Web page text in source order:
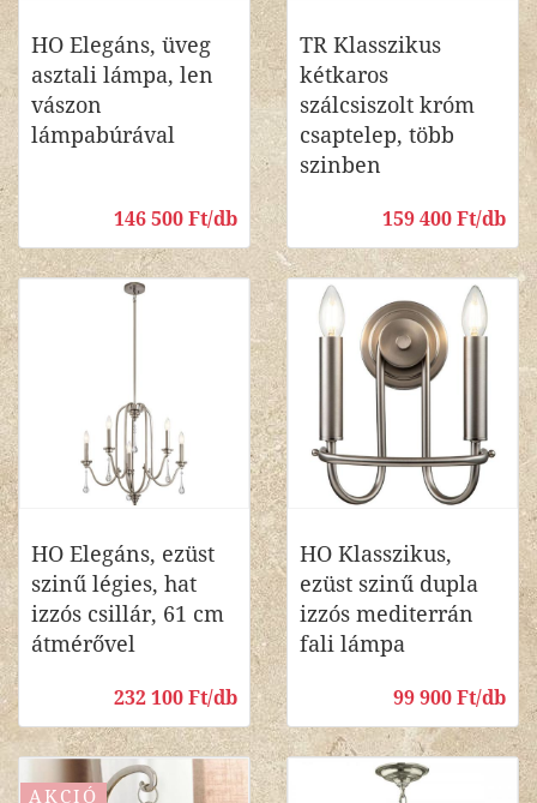
HO Elegáns, üveg
asztali lámpa, len
vászon
lámpabúrával
146 500 Ft/db
TR Klasszikus
kétkaros
szálcsiszolt króm
csaptelep, több
szinben
159 400 Ft/db
HO Elegáns, ezüst
szinű légies, hat
izzós csillár, 61 cm
átmérővel
232 100 Ft/db
HO Klasszikus,
ezüst szinű dupla
izzós mediterrán
fali lámpa
99 900 Ft/db
AKCIÓ